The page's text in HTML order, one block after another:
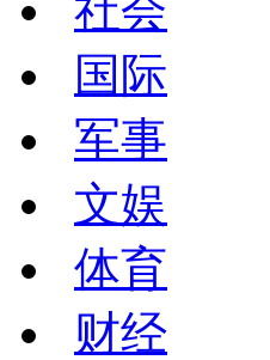
国际
军事
文娱
体育
财经